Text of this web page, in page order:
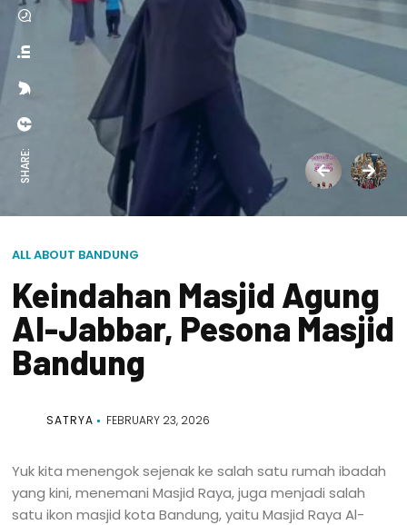
SHARE:
ALL ABOUT BANDUNG
Keindahan Masjid Agung
Al-Jabbar, Pesona Masjid
Bandung
SATRYA FEBRUARY 23, 2026
Yuk kita menengok sejenak ke salah satu rumah ibadah
yang kini, menemani Masjid Raya, juga menjadi salah
satu ikon masjid kota Bandung, yaitu Masjid Raya Al-